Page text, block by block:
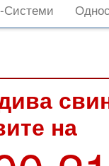
Системи
дива
на